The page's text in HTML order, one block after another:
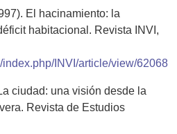
El hacinamiento: la
habitacional. Revista INVI,
INVI/article/view/62068
ciudad: una visión desde la
Revista de Estudios